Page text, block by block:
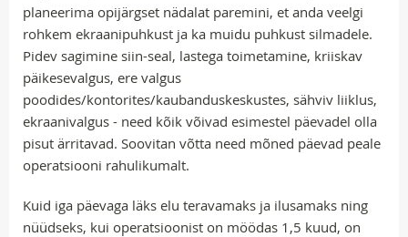
planeerima opijärgset nädalat paremini, et anda veelgi
rohkem ekraanipuhkust ja ka muidu puhkust silmadele.
Pidev sagimine siin-seal, lastega toimetamine, kriiskav
päikesevalgus, ere valgus
poodides/kontorites/kaubanduskeskustes, sähviv liiklus,
ekraanivalgus - need kõik võivad esimestel päevadel olla
pisut ärritavad. Soovitan võtta need mõned päevad peale
operatsiooni rahulikumalt.
Kuid iga päevaga läks elu teravamaks ja ilusamaks ning
nüüdseks, kui operatsioonist on möödas 1,5 kuud, on